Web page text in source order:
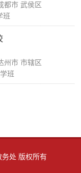
都市 武侯区
班
州市 市辖区
班
处 版权所有